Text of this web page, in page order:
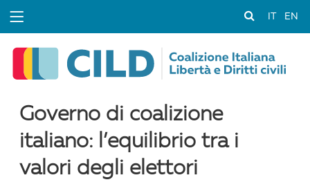
EN
Governo di coalizione
italiano: l’equilibrio tra i
valori degli elettori